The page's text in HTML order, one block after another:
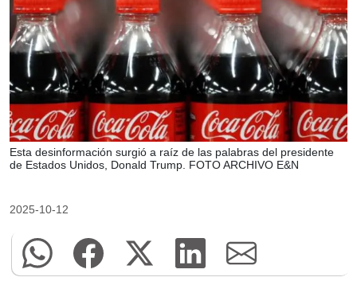
Esta desinformación surgió a raíz de las palabras del presidente
de Estados Unidos, Donald Trump. FOTO ARCHIVO E&N
2025-10-12